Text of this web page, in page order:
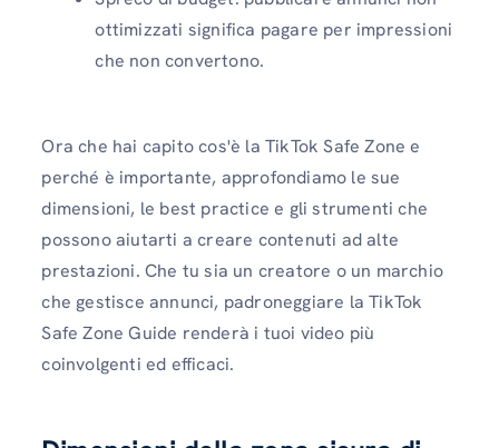
ottimizzati significa pagare per impressioni
che non convertono.
Ora che hai capito cos'è la TikTok Safe Zone e
perché è importante, approfondiamo le sue
dimensioni, le best practice e gli strumenti che
possono aiutarti a creare contenuti ad alte
prestazioni. Che tu sia un creatore o un marchio
che gestisce annunci, padroneggiare la TikTok
Safe Zone Guide renderà i tuoi video più
coinvolgenti ed efficaci.